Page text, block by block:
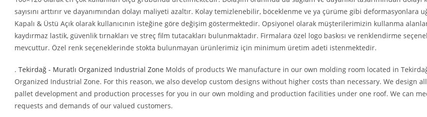
sayısını arttırır ve dayanımından dolayı maliyeti azaltır. Kolay temizlenebilir, böceklenme ve ya çürüme gibi deformasyonlara
Kapalı & Üstü Açık olarak kullanıcının isteğine göre değişim göstermektedir. Opsiyonel olarak müşterilerimizin kullanma
kaydırmaz lastik, güvenlik tırnakları ve streç film tutacakları bulunmaktadır. Firmalara özel logo baskısı ve renklendirme
mevcuttur. Özel renk seçeneklerinde stokta bulunmayan ürünlerimiz için minimum üretim adeti istenmektedir.
. Tekirdağ - Muratlı Organized Industrial Zone Molds of products We manufacture in our own molding room located in
Organized Industrial Zone. For this reason, we also develop custom designs without higher costs than necessary. We design
pallet development and production processes for you in our own molding and production facilities under one roof. We can
requests and demands of our valued customers.